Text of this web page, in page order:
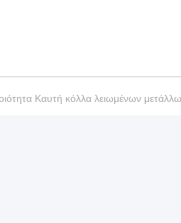
Καυτή κόλλα λειωμένων